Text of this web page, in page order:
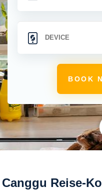
BOOK
Canggu Reise-